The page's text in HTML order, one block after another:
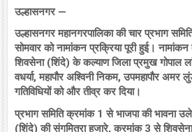
उल्हासनगर —
उल्हासनगर महानगरपालिका की चार प्रभाग
सोमवार को नामांकन प्रक्रिया पूरी हुई।
शिवसेना (शिंदे) के कल्याण जिला प्रमुख गोपाल
वधर्या, महापौर अश्विनी निकम, उपमहापौर अमर
गतिविधियों को और तीव्र कर दिया।
प्रभाग समिति क्रमांक 1 से भाजपा की भावना
(शिंदे) की संगमित्रा हजारे, क्रमांक 3 से